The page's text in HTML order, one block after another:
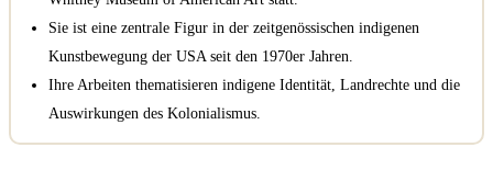
Sie ist eine zentrale Figur in der zeitgenössischen indigenen
Kunstbewegung der USA seit den 1970er Jahren.
Ihre Arbeiten thematisieren indigene Identität, Landrechte und die
Auswirkungen des Kolonialismus.